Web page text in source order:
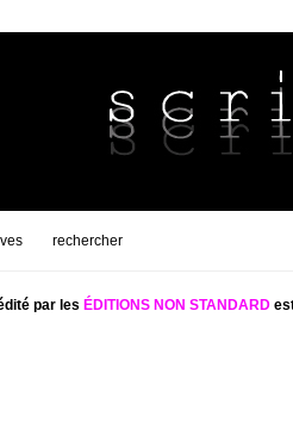
rechercher
par les ÉDITIONS NON STANDARD